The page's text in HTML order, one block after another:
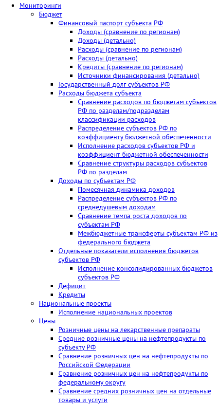
Мониторинги
Бюджет
Финансовый паспорт субъекта РФ
Доходы (сравнение по регионам)
Доходы (детально)
Расходы (сравнение по регионам)
Расходы (детально)
Кредиты (сравнение по регионам)
Источники финансирования (детально)
Государственный долг субъектов РФ
Расходы бюджета субъекта
Сравнение расходов по бюджетам субъектов
РФ по разделам/подразделам
классификации расходов
Распределение субъектов РФ по
коэффициенту бюджетной обеспеченности
Исполнение расходов субъектов РФ и
коэффициент бюджетной обеспеченности
Сравнение структуры расходов субъектов
РФ по разделам
Доходы по субъектам РФ
Помесячная динамика доходов
Распределение субъектов РФ по
среднедушевым доходам
Сравнение темпа роста доходов по
субъектам РФ
Межбюджетные трансферты субъектам РФ из
федерального бюджета
Отдельные показатели исполнения бюджетов
субъектов РФ
Исполнение консолидированных бюджетов
субъектов РФ
Дефицит
Кредиты
Национальные проекты
Исполнение национальных проектов
Цены
Розничные цены на лекарственные препараты
Средние розничные цены на нефтепродукты по
субъекту РФ
Сравнение розничных цен на нефтепродукты по
Российской Федерации
Сравнение розничных цен на нефтепродукты по
федеральному округу
Сравнение средних розничных цен на отдельные
товары и услуги